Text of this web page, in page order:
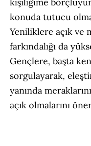
konuda tutucu
Yeniliklere açık ve
farkındalığı da
Gençlere, başta
sorgulayarak,
yanında
açık olmalarını